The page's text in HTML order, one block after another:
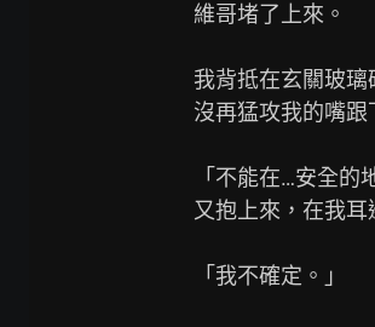
維哥堵了上來。
我背抵在玄關玻
沒再猛攻我的嘴跟
「不能在…安全
又抱上來，在我耳
「我不確定。」